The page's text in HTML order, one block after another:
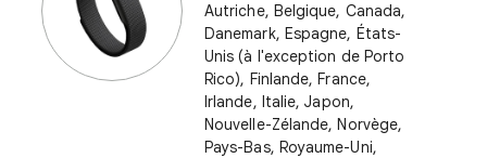
Autriche, Belgique, Canada,
Danemark, Espagne, États-
Unis (à l'exception de Porto
Rico), Finlande, France,
Irlande, Italie, Japon,
Nouvelle-Zélande, Norvège,
Pays-Bas, Royaume-Uni,